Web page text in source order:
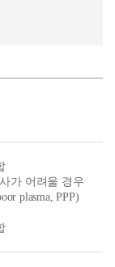
가 어려울 경우
plasma, PPP)